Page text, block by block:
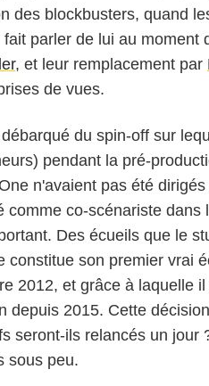
des blockbusters, quand
parler de lui au moment
, et leur remplacement par
de vues.
du spin-off sur
pendant la pré-
n'avaient pas été dirigés
comme co-scénariste dans
Des écueils que le
constitue son premier vrai
2012, et grâce à laquelle
depuis 2015. Cette
seront-ils relancés un jour
sous peu.